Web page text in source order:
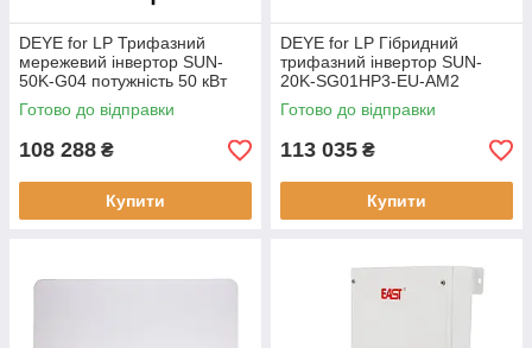
DEYE for LP Трифазний
мережевий інвертор SUN-
50K-G04 потужність 50 кВт
новий вага 39 кг
Готово до відправки
108 288 ₴
Купити
DEYE for LP Гібридний
трифазний інвертор SUN-
20K-SG01HP3-EU-AM2
потужність 20 кВт вес 30.5 кг
Готово до відправки
113 035 ₴
Купити